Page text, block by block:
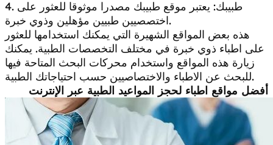
4. طبيبك: يعتبر موقع طبيبك مصدرا موثوقا للعثور على
اختصصيين طبيين مؤهلين وذوي خبرة.
هذه بعض المواقع الشهيرة التي يمكنك استخدامها للعثور
على اطباء ذوي خبرة في مختلف التخصصات الطبية. يمكنك
زيارة هذه المواقع واستخدام محركات البحث المتاحة فيها
للبحث عن الاطباء والاختصاصيين حسب احتياجاتك الطبية.
أفضل مواقع اطباء لحجز المواعيد الطبية عبر الإنترنت